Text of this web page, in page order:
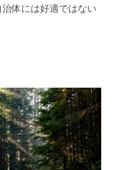
体には好適ではない